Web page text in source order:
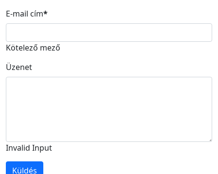
E-mail cím*
Kötelező mező
Üzenet
Invalid Input
Küldés